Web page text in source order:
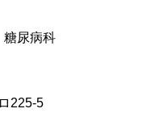
糖尿病科
225-5